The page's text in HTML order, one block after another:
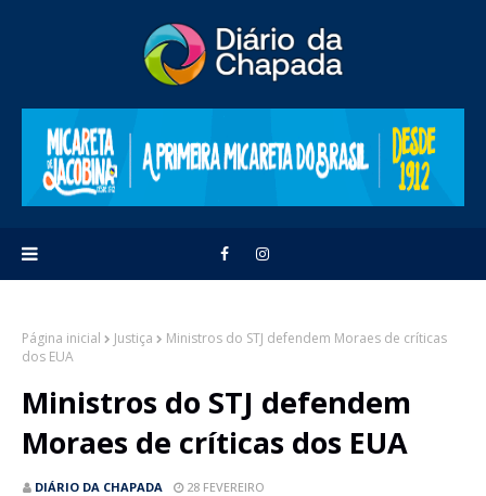
Página inicial Justiça
Ministros do STJ defendem Moraes de críticas
dos EUA
Ministros do STJ defendem
Moraes de críticas dos EUA
DIÁRIO DA CHAPADA 28 FEVEREIRO